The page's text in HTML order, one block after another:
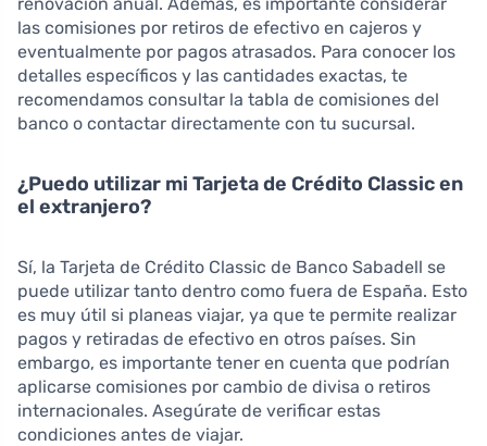
las comisiones por retiros de efectivo en cajeros y
eventualmente por pagos atrasados. Para conocer los
detalles específicos y las cantidades exactas, te
recomendamos consultar la tabla de comisiones del
banco o contactar directamente con tu sucursal.
¿Puedo utilizar mi Tarjeta de Crédito Classic en
el extranjero?
Sí, la Tarjeta de Crédito Classic de Banco Sabadell se
puede utilizar tanto dentro como fuera de España. Esto
es muy útil si planeas viajar, ya que te permite realizar
pagos y retiradas de efectivo en otros países. Sin
embargo, es importante tener en cuenta que podrían
aplicarse comisiones por cambio de divisa o retiros
internacionales. Asegúrate de verificar estas
condiciones antes de viajar.